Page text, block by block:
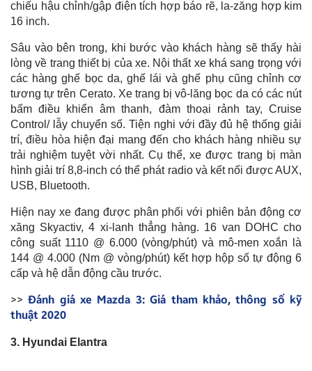
chiếu hậu chỉnh/gập điện tích hợp báo rẽ, la-zăng hợp kim
16 inch.
Sâu vào bên trong, khi bước vào khách hàng sẽ thấy hài
lòng về trang thiết bị của xe. Nội thất xe khá sang trọng với
các hàng ghế bọc da, ghế lái và ghế phụ cũng chỉnh cơ
tương tự trên Cerato. Xe trang bị vô-lăng bọc da có các nút
bấm điều khiển âm thanh, đàm thoại rảnh tay, Cruise
Control/ lẫy chuyển số. Tiện nghi với đầy đủ hệ thống giải
trí, điều hòa hiện đại mang đến cho khách hàng nhiều sự
trải nghiệm tuyệt vời nhất. Cụ thể, xe được trang bị màn
hình giải trí 8,8-inch có thể phát radio và kết nối được AUX,
USB, Bluetooth.
Hiện nay xe đang được phân phối với phiên bản động cơ
xăng Skyactiv, 4 xi-lanh thẳng hàng. 16 van DOHC cho
công suất 1110 @ 6.000 (vòng/phút) và mô-men xoắn là
144 @ 4.000 (Nm @ vòng/phút) kết hợp hộp số tự động 6
cấp và hệ dẫn động cầu trước.
>>Đánh giá xe Mazda 3: Giá tham khảo, thông số kỹ
thuật 2020
3. Hyundai Elantra